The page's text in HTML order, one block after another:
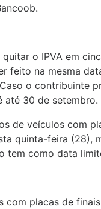
o IPVA em
feito na mesma
o contribuinte
até 30 de setembro.
de veículos com
quinta-feira (28),
tem como data
com placas de